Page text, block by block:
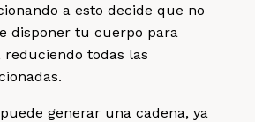
a esto decide que no
disponer tu cuerpo para
todas las
generar una cadena, ya